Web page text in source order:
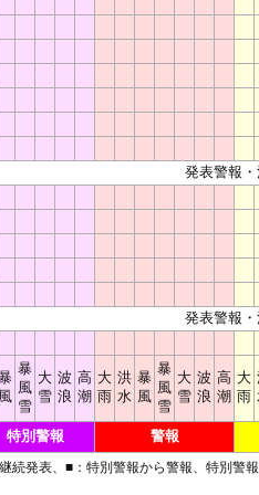
発表警報
発表警報
風
暴
風
雪
大
雪
波
浪
高
潮
大
雨
洪
水
暴
風
暴
風
雪
大
雪
波
浪
高
潮
大
雨
特別警報 警報
続発表、■：特別警報から警報、特別警